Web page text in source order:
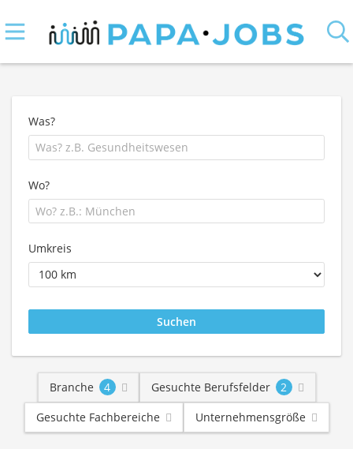
Was?
Wo?
Umkreis
Branche 4 Gesuchte Berufsfelder
2
Gesuchte Fachbereiche
Unternehmensgröße